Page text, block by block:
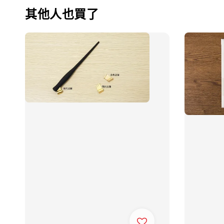
其他人也買了